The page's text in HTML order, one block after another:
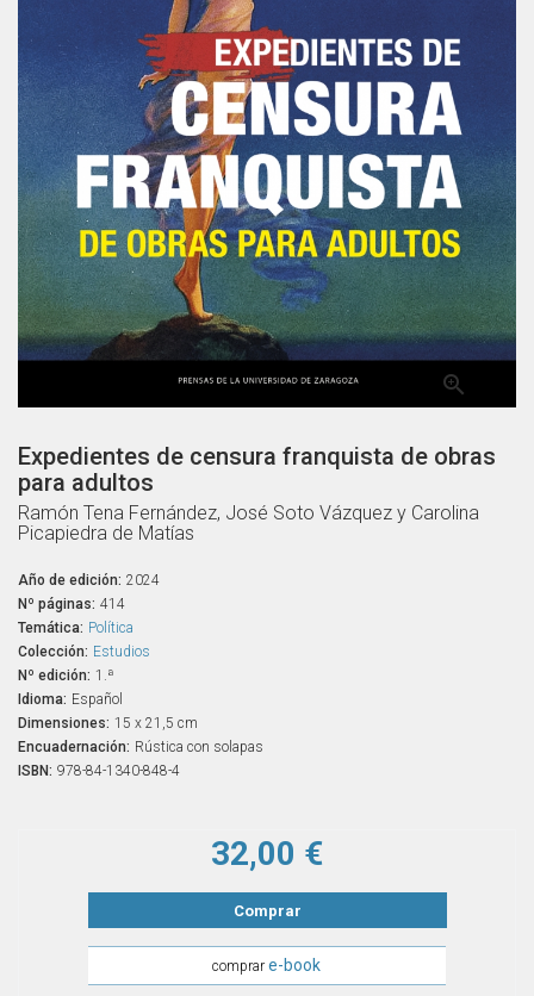

Expedientes de censura franquista de obras
para adultos
Ramón Tena Fernández, José Soto Vázquez y Carolina
Picapiedra de Matías
Año de edición: 2024
Nº páginas: 414
Temática: Política
Colección: Estudios
Nº edición: 1.ª
Idioma: Español
Dimensiones: 15 x 21,5 cm
Encuadernación: Rústica con solapas
ISBN: 978-84-1340-848-4
32,00 €
Comprar
comprare-book